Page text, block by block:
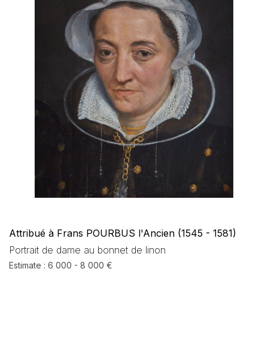
Attribué à Frans POURBUS l'Ancien (1545 - 1581)
Portrait de dame au bonnet de linon
Estimate : 6 000 - 8 000 €